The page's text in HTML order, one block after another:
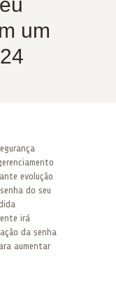
um
evolução
do seu
irá
da senha
aumentar